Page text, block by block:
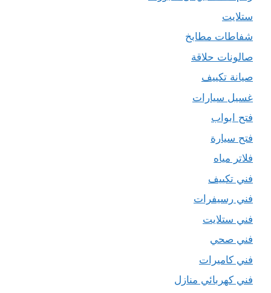
ستلايت
شفاطات مطابخ
صالونات حلاقة
صيانة تكييف
غسيل سيارات
فتح ابواب
فتح سيارة
فلاتر مياه
فني تكييف
فني رسيفرات
فني ستلايت
فني صحي
فني كاميرات
فني كهربائي منازل